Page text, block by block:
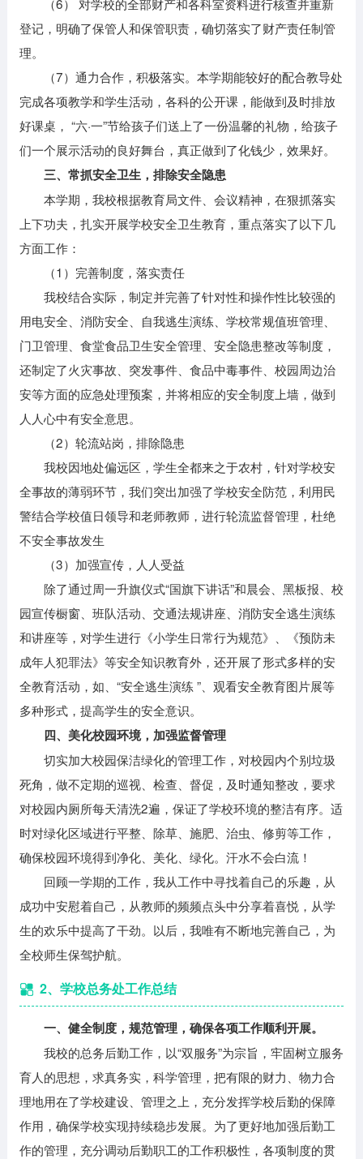
登记，明确了保管人和保管职责，确切落实了财产责任制管
理。
（7）通力合作，积极落实。本学期能较好的配合教导处
完成各项教学和学生活动，各科的公开课，能做到及时排放
好课桌， “六·一”节给孩子们送上了一份温馨的礼物，给孩子
们一个展示活动的良好舞台，真正做到了化钱少，效果好。
三、常抓安全卫生，排除安全隐患
本学期，我校根据教育局文件、会议精神，在狠抓落实
上下功夫，扎实开展学校安全卫生教育，重点落实了以下几
方面工作：
（1）完善制度，落实责任
我校结合实际，制定并完善了针对性和操作性比较强的
用电安全、消防安全、自我逃生演练、学校常规值班管理、
门卫管理、食堂食品卫生安全管理、安全隐患整改等制度，
还制定了火灾事故、突发事件、食品中毒事件、校园周边治
安等方面的应急处理预案，并将相应的安全制度上墙，做到
人人心中有安全意思。
（2）轮流站岗，排除隐患
我校因地处偏远区，学生全都来之于农村，针对学校安
全事故的薄弱环节，我们突出加强了学校安全防范，利用民
警结合学校值日领导和老师教师，进行轮流监督管理，杜绝
不安全事故发生
（3）加强宣传，人人受益
除了通过周一升旗仪式“国旗下讲话”和晨会、黑板报、校
园宣传橱窗、班队活动、交通法规讲座、消防安全逃生演练
和讲座等，对学生进行《小学生日常行为规范》、《预防未
成年人犯罪法》等安全知识教育外，还开展了形式多样的安
全教育活动，如、“安全逃生演练 ”、观看安全教育图片展等
多种形式，提高学生的安全意识。
四、美化校园环境，加强监督管理
切实加大校园保洁绿化的管理工作，对校园内个别垃圾
死角，做不定期的巡视、检查、督促，及时通知整改，要求
对校园内厕所每天清洗2遍，保证了学校环境的整洁有序。适
时对绿化区域进行平整、除草、施肥、治虫、修剪等工作，
确保校园环境得到净化、美化、绿化。汗水不会白流！
回顾一学期的工作，我从工作中寻找着自己的乐趣，从
成功中安慰着自己，从教师的频频点头中分享着喜悦，从学
生的欢乐中提高了干劲。以后，我唯有不断地完善自己，为
全校师生保驾护航。
2、学校总务处工作总结
一、健全制度，规范管理，确保各项工作顺利开展。
我校的总务后勤工作，以“双服务”为宗旨，牢固树立服务
育人的思想，求真务实，科学管理，把有限的财力、物力合
理地用在了学校建设、管理之上，充分发挥学校后勤的保障
作用，确保学校实现持续稳步发展。为了更好地加强后勤工
作的管理，充分调动后勤职工的工作积极性，各项制度的贯